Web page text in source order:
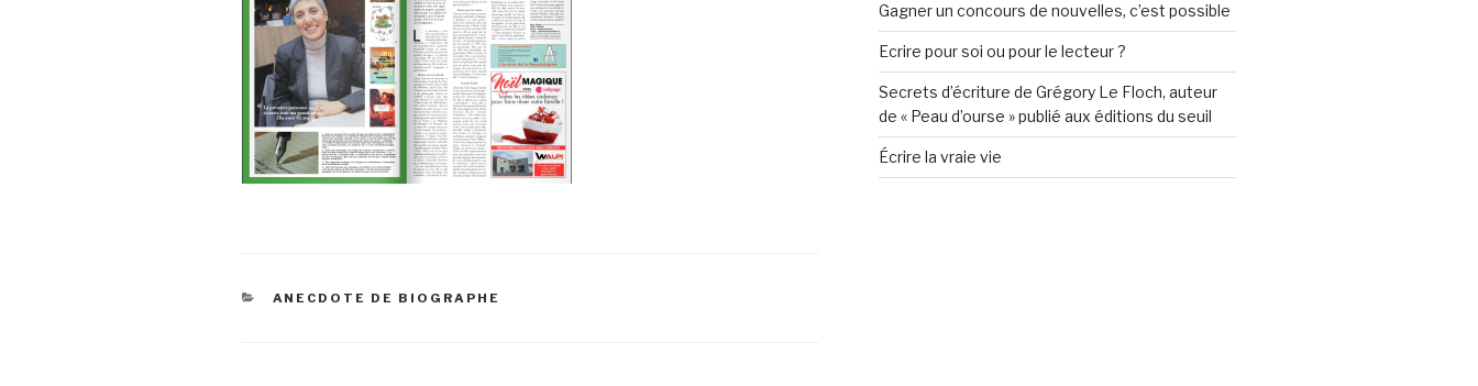
CATÉGORIES
ANECDOTE DE BIOGRAPHE
Gagner un concours de nouvelles, c’est possible
Ecrire pour soi ou pour le lecteur ?
Secrets d’écriture de Grégory Le Floch, auteur
de « Peau d’ourse » publié aux éditions du seuil
Écrire la vraie vie